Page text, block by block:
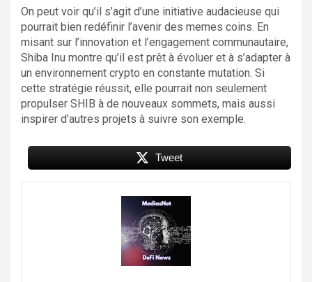
On peut voir qu’il s’agit d’une initiative audacieuse qui
pourrait bien redéfinir l’avenir des memes coins. En
misant sur l’innovation et l’engagement communautaire,
Shiba Inu montre qu’il est prêt à évoluer et à s’adapter à
un environnement crypto en constante mutation. Si
cette stratégie réussit, elle pourrait non seulement
propulser SHIB à de nouveaux sommets, mais aussi
inspirer d’autres projets à suivre son exemple.
Tweet